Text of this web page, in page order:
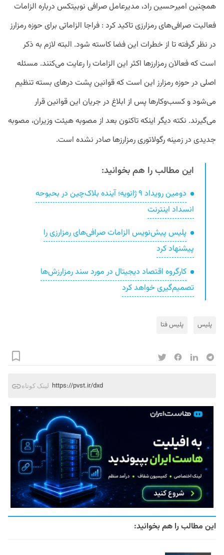
همچنین امیرحسین راد، مدیرعامل صرافی نوبیتکس درباره الزامات
فعالیت صرافی‌های رمزارزی تاکید کرد : فراجا الزاماتی برای حوزه رمزارز
در نظر گرفته تا از خطرات این فضا کاسته شود. البته لازم به ذکر
است که فعالان رمزارزها اکثر این الزامات را رعایت می‌کنند. مسئله
اصلی در حوزه رمزارز این است که قوانین پشت درهای بسته تنظیم
می‌شود و کسب‌‌وکارها پس از ابلاغ در جریان این قوانین قرار
می‌گیرند. نکته دیگر اینکه تاکنون بعد از مصوبه هیئت وزیران، مصوبه
جدیدی در زمینه رگولاتوری رمزارزها صادر نشده است.
این مطالب را هم بخوانید:
دومین رویداد ۹ ژانویه؛ آینده بلاک‌چین در بحبوحه
انسداد اینترنت
پلیس پیش‌نویس الزامات صرافی‌های رمزارزی را
پیشنهاد کرد
کارگروه اقتصاد دیجیتال در مورد سند رمزارزش‌ها
تصمیم‌گیری خواهد کرد
پلیس پلیس فتا
لینک کوتاه https://pvst.ir/dxd
این مطالب را هم بخوانید: